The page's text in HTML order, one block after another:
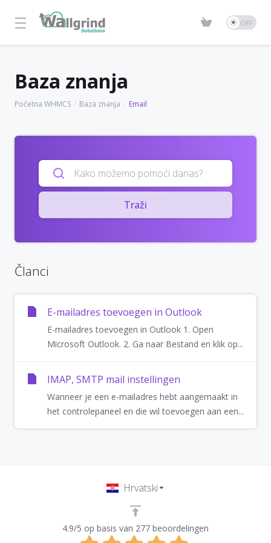
Baza znanja
Početna WHMCS Baza znanja Email
Traži
Članci
E-mailadres toevoegen in Outlook
E-mailadres toevoegen in Outlook 1. Open
Microsoft Outlook. 2. Ga naar Bestand en klik op...
IMAP, SMTP mail instellingen
Wanneer je een e-mailadres hebt aangemaakt in
het controlepaneel en die wil toevoegen aan een...
4.9/5 op basis van 277 beoordelingen
Hrvatski